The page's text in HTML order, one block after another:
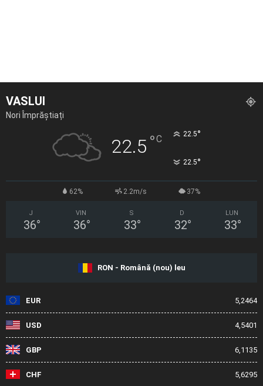
VASLUI
Nori Împrăștiați
22.5 °C 22.5°
22.5°
62% 2.2m/s 37%
J
36°
VIN
36°
S
33°
D
32°
LUN
33°
RON - Română (nou) leu
EUR 5,2464
USD 4,5401
GBP 6,1135
CHF 5,6295